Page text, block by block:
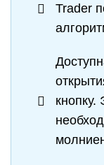
Trader
кнопку.